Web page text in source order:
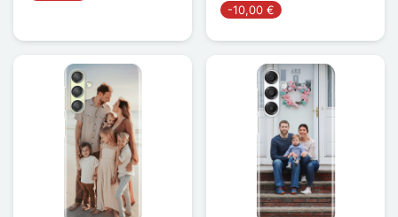
-10,00 €